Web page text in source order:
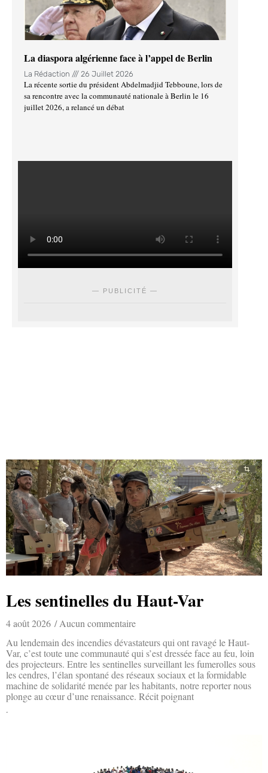
La diaspora algérienne face à l’appel de Berlin
La Rédaction 26 Juillet 2026
La récente sortie du président Abdelmadjid Tebboune, lors de
sa rencontre avec la communauté nationale à Berlin le 16
juillet 2026, a relancé un débat
— PUBLICITÉ —
Les sentinelles du Haut-Var
4 août 2026
Aucun commentaire
Au lendemain des incendies dévastateurs qui ont ravagé le Haut-
Var, c’est toute une communauté qui s’est dressée face au feu, loin
des projecteurs. Entre les sentinelles surveillant les fumerolles sous
les cendres, l’élan spontané des réseaux sociaux et la formidable
machine de solidarité menée par les habitants, notre reporter nous
plonge au cœur d’une renaissance. Récit poignant